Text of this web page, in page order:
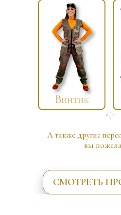
А также другие
вы
Винтик
СМОТРЕТЬ